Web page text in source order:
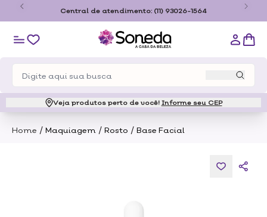
Central de atendimento: (11) 93026-1564
Veja produtos perto de você! Informe seu CEP
Home / Maquiagem / Rosto / Base Facial